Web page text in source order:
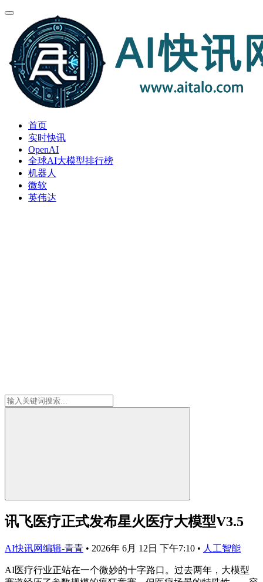
首页
实时快讯
OpenAI
全球AI大模型排行榜
机器人
微软
英伟达
讯飞医疗正式发布星火医疗大模型V3.5
AI快讯网编辑-青青 • 2026年 6月 12日 下午7:10 • 人工智能
AI医疗行业正站在一个微妙的十字路口。过去两年，大模型